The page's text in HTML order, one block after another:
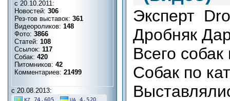
с 20.10.2011:
Новостей: 306
Рез-тов выставок: 361
Видеороликов: 148
Фото: 3866
Статей: 108
Ссылок: 117
Собак: 420
Питомников: 42
Комментариев: 21499
с 20.08.2013:
Эксперт
Дробняк
Всего
Собак по